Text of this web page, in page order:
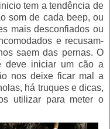
tem a tendência de
som de cada beep, ou
mais desconfiados ou
e recusam-
saem das pernas. O
deve iniciar um cão a
nos deixe ficar mal a
há truques e dicas,
utilizar para meter o